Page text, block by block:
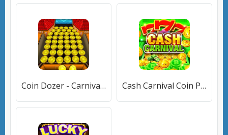
Coin Dozer - Carnival Prizes (Коин Дозер) [МОД Меню] APK Android Cash Carnival Coin Pusher Game (Кэш Карнавал Монетный Толкатель Игра) [МОД Mega Pack] APK Android